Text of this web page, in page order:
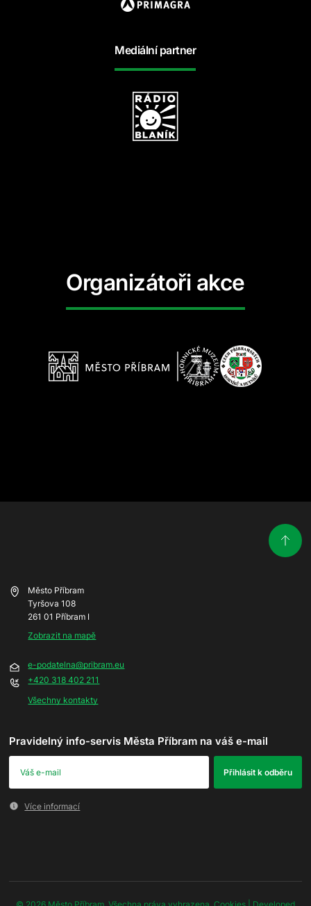
Mediální partner
Organizátoři akce
Město Příbram
Tyršova 108
261 01 Příbram I
Zobrazit na mapě
e-podatelna@pribram.eu
+420 318 402 211
Všechny kontakty
Pravidelný info-servis Města Příbram na váš e-mail
Více informací